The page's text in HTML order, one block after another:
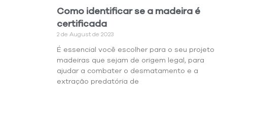
Como identificar se a madeira é
certificada
2 de August de 2023
É essencial você escolher para o seu projeto
madeiras que sejam de origem legal, para
ajudar a combater o desmatamento e a
extração predatória de